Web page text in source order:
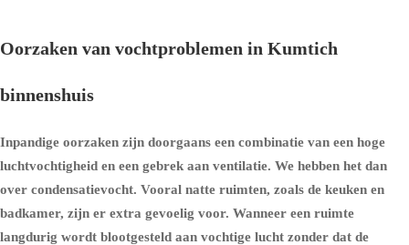
Oorzaken van vochtproblemen in Kumtich
binnenshuis
Inpandige oorzaken zijn doorgaans een combinatie van een hoge
luchtvochtigheid en een gebrek aan ventilatie. We hebben het dan
over condensatievocht. Vooral natte ruimten, zoals de keuken en
badkamer, zijn er extra gevoelig voor. Wanneer een ruimte
langdurig wordt blootgesteld aan vochtige lucht zonder dat de